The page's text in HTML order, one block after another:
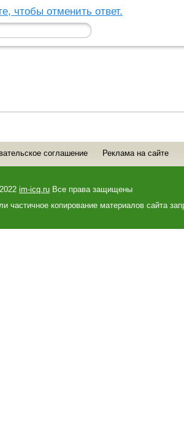
чтобы отменить ответ.
соглашение Реклама на сайте
im-icq.ru Все права защищены
частичное копирование материалов сайта